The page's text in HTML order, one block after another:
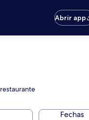
Abrir app
Fechas